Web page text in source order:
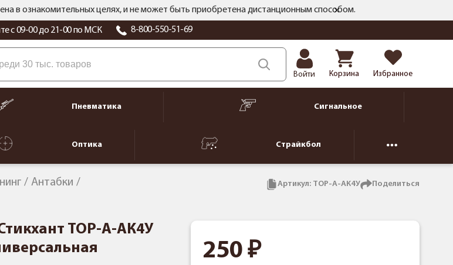
в ознакомительных целях, и не может быть приобретена дистанционным способом.
с 09-00 до 21-00 по МСК 8-800-550-51-69
Войти Корзина Избранное
Пневматика Сигнальное
Оптика Страйкбол
Антабки
Артикул: ТОР-А-АК4У Поделиться
ТОР-А-АК4У
250